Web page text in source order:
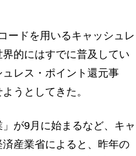
ードを用いるキャッシュレ
的にはすでに普及してい
レス・ポイント還元事
うとしてきた。
が9月に始まるなど、キャ
産業省によると、昨年の